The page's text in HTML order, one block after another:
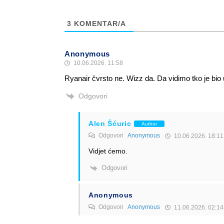
3 KOMENTAR/A
Anonymous
10.06.2026. 11:58
Ryanair čvrsto ne. Wizz da. Da vidimo tko je bio
Odgovori
Alen Šćuric Author
Odgovori Anonymous 10.06.2026. 18:11
Vidjet ćemo.
Odgovori
Anonymous
Odgovori Anonymous 11.06.2026. 02:14